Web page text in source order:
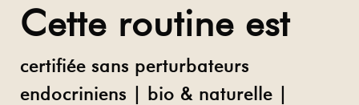
Cette routine est
certifiée sans perturbateurs
endocriniens | bio & naturelle |